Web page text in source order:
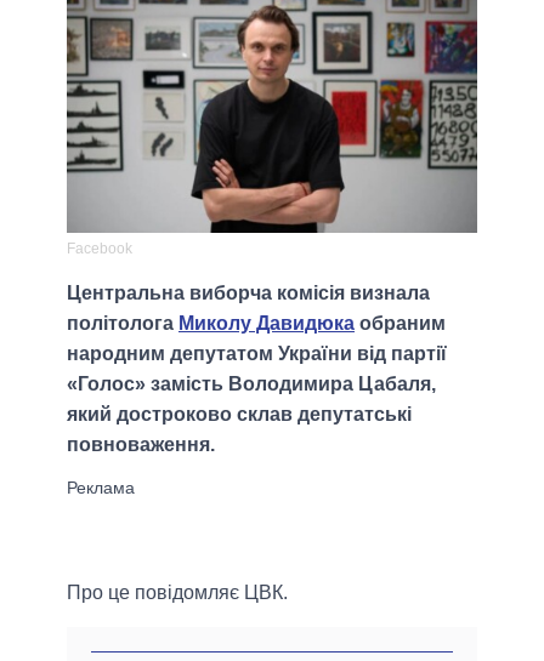
Facebook
Центральна виборча комісія визнала
політолога Миколу Давидюка обраним
народним депутатом України від партії
«Голос» замість Володимира Цабаля,
який достроково склав депутатські
повноваження.
Про це повідомляє ЦВК.